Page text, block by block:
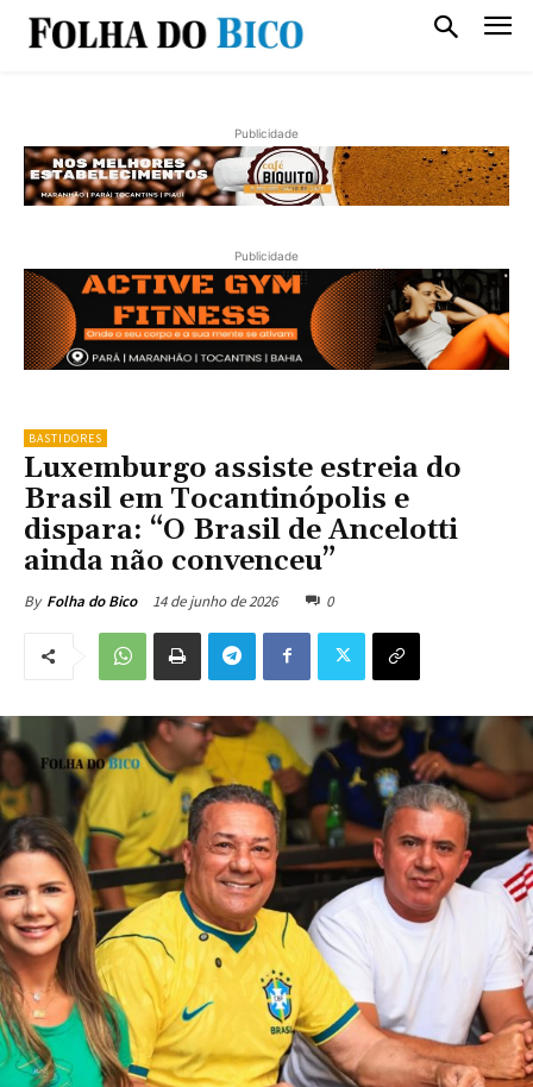
Publicidade
Publicidade
BASTIDORES
Luxemburgo assiste estreia do
Brasil em Tocantinópolis e
dispara: “O Brasil de Ancelotti
ainda não convenceu”
By Folha do Bico 14 de junho de 2026 0